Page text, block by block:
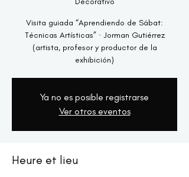
Visita guiada “Aprendiendo de Sábat:
Técnicas Artísticas” · Jorman Gutiérrez
(artista, profesor y productor de la
exhibición)
Ya no es posible registrarse
Ver otros eventos
Heure et lieu